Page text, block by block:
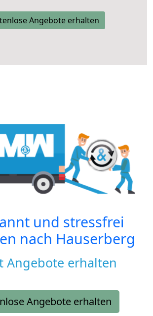
Angebote erhalten
und stressfrei
nach Hauserberg
Angebote erhalten
Angebote erhalten